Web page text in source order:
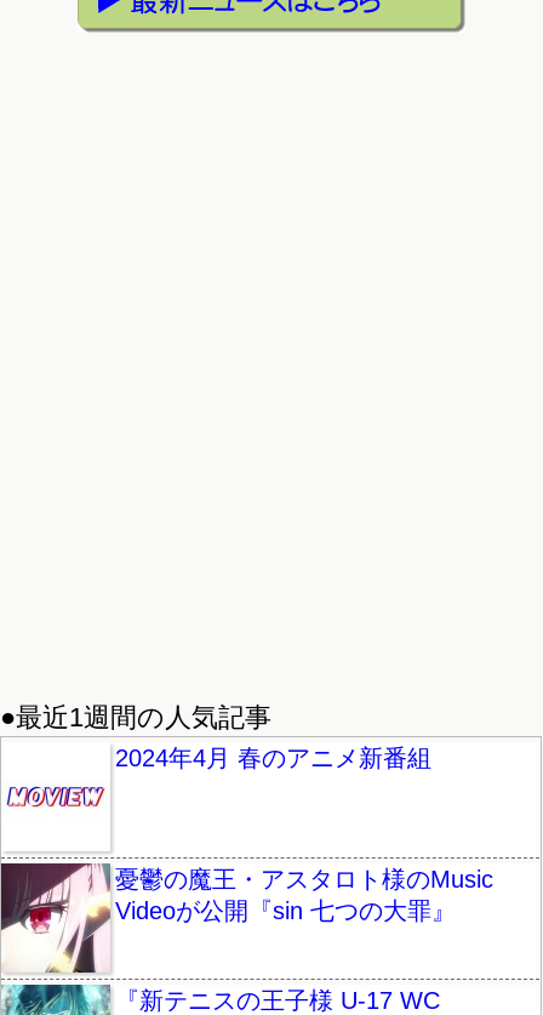
●最近1週間の人気記事
2024年4月 春のアニメ新番組
憂鬱の魔王・アスタロト様のMusic
Videoが公開『sin 七つの大罪』
『新テニスの王子様 U-17 WC